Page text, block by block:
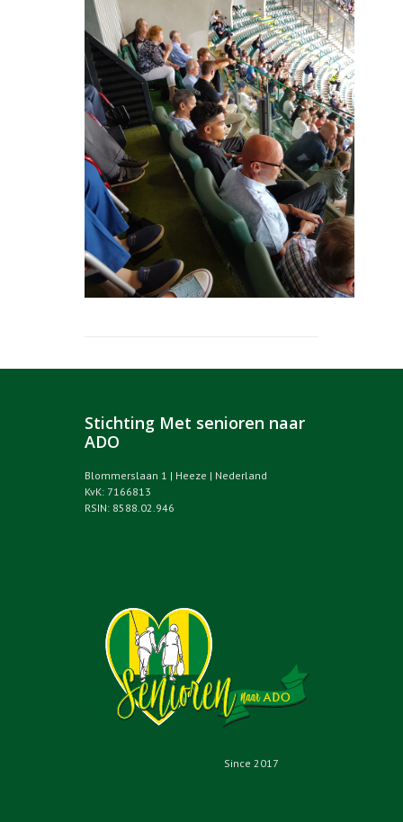
Stichting Met senioren naar
ADO
Blommerslaan 1 | Heeze | Nederland
KvK: 7166813
RSIN: 8588.02.946
Since 2017